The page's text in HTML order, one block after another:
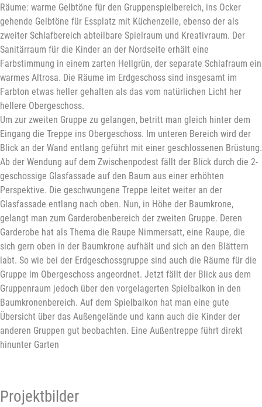
Räume: warme Gelbtöne für den Gruppenspielbereich, ins Ocker
gehende Gelbtöne für Essplatz mit Küchenzeile, ebenso der als
zweiter Schlafbereich abteilbare Spielraum und Kreativraum. Der
Sanitärraum für die Kinder an der Nordseite erhält eine
Farbstimmung in einem zarten Hellgrün, der separate Schlafraum ein
warmes Altrosa. Die Räume im Erdgeschoss sind insgesamt im
Farbton etwas heller gehalten als das vom natürlichen Licht her
hellere Obergeschoss.
Um zur zweiten Gruppe zu gelangen, betritt man gleich hinter dem
Eingang die Treppe ins Obergeschoss. Im unteren Bereich wird der
Blick an der Wand entlang geführt mit einer geschlossenen Brüstung.
Ab der Wendung auf dem Zwischenpodest fällt der Blick durch die 2-
geschossige Glasfassade auf den Baum aus einer erhöhten
Perspektive. Die geschwungene Treppe leitet weiter an der
Glasfassade entlang nach oben. Nun, in Höhe der Baumkrone,
gelangt man zum Garderobenbereich der zweiten Gruppe. Deren
Garderobe hat als Thema die Raupe Nimmersatt, eine Raupe, die
sich gern oben in der Baumkrone aufhält und sich an den Blättern
labt. So wie bei der Erdgeschossgruppe sind auch die Räume für die
Gruppe im Obergeschoss angeordnet. Jetzt fällt der Blick aus dem
Gruppenraum jedoch über den vorgelagerten Spielbalkon in den
Baumkronenbereich. Auf dem Spielbalkon hat man eine gute
Übersicht über das Außengelände und kann auch die Kinder der
anderen Gruppen gut beobachten. Eine Außentreppe führt direkt
hinunter Garten
Projektbilder